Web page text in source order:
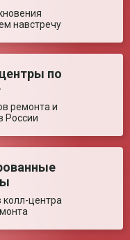
спинка из кожзама, легко
навстречу
по
ремонта и
России
колл-центра